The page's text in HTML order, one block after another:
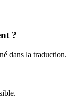
?
dans la traduction.